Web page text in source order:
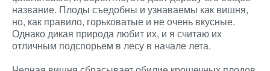
название. Плоды съедобны и узнаваемы как вишня,
но, как правило, горьковатые и не очень вкусные.
Однако дикая природа любит их, и я считаю их
отличным подспорьем в лесу в начале лета.